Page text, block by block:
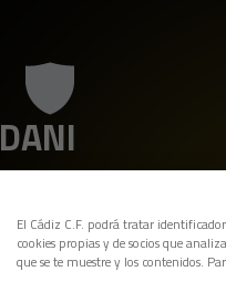
DANI
El Cádiz C.F. podrá tratar
cookies propias y de socios que
que se te muestre y los contenidos.